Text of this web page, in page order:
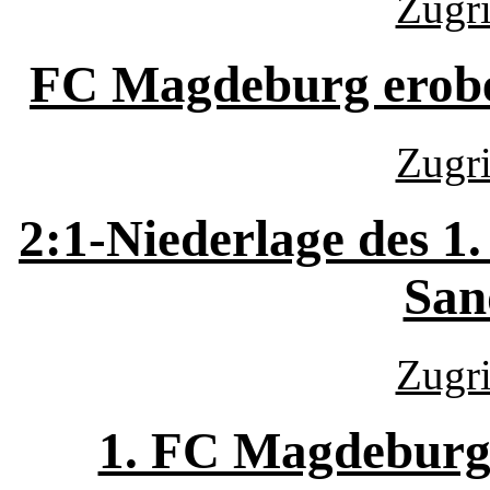
FC Magdeburg
2:1-Niederlage des
1. FC